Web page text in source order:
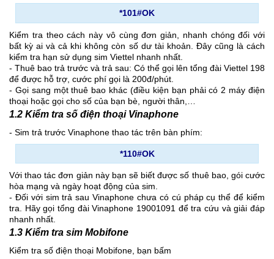
*101#OK
Kiểm tra theo cách này vô cùng đơn giản, nhanh chóng đối với
bất kỳ ai và cả khi không còn số dư tài khoản. Đây cũng là cách
kiểm tra hạn sử dụng sim Viettel nhanh nhất.
- Thuê bao trả trước và trả sau: Có thể gọi lên tổng đài Viettel 198
để được hỗ trợ, cước phí gọi là 200đ/phút.
- Gọi sang một thuê bao khác (điều kiện bạn phải có 2 máy điện
thoại hoặc gọi cho số của bạn bè, người thân,…
1.2 Kiểm tra số điện thoại Vinaphone
- Sim trả trước Vinaphone thao tác trên bàn phím:
*110#OK
Với thao tác đơn giản này bạn sẽ biết được số thuê bao, gói cước
hòa mạng và ngày hoạt động của sim.
- Đối với sim trả sau Vinaphone chưa có cú pháp cụ thể để kiểm
tra. Hãy gọi tổng đài Vinaphone 19001091 để tra cứu và giải đáp
nhanh nhất.
1.3 Kiểm tra sim Mobifone
Kiểm tra số điện thoại Mobifone, bạn bấm